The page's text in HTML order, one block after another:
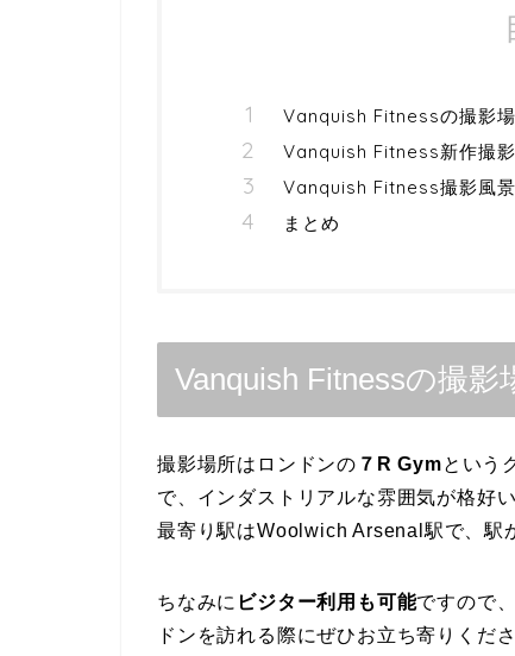
Vanquish Fitnessの撮影
Vanquish Fitness新作撮
Vanquish Fitness撮影風
まとめ
Vanquish Fitnessの撮影
撮影場所はロンドンの ７R Gymという
で、インダストリアルな雰囲気が格好
最寄り駅はWoolwich Arsenal駅で、駅
ちなみに ビジター利用も可能ですので
ドンを訪れる際にぜひお立ち寄りくださ